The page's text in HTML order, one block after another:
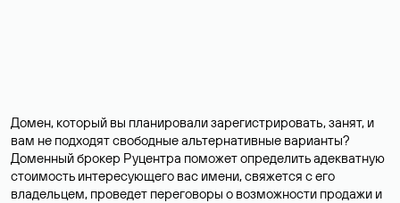
Домен, который вы планировали зарегистрировать, занят, и
вам не подходят свободные альтернативные варианты?
Доменный брокер Руцентра поможет определить адекватную
стоимость интересующего вас имени, свяжется с его
владельцем, проведет переговоры о возможности продажи и